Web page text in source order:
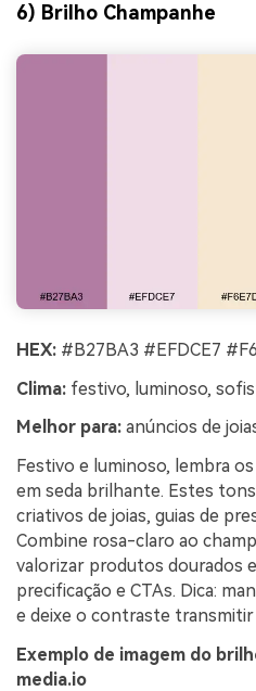
6) Brilho Champanhe
HEX: #B27BA3 #EFDCE7
Clima: festivo, luminoso,
Melhor para: anúncios de
Festivo e luminoso, lembra
em seda brilhante. Estes
criativos de joias, guias de
Combine rosa-claro ao
valorizar produtos dourados
precificação e CTAs. Dica:
e deixe o contraste transmitir
Exemplo de imagem do
media.io